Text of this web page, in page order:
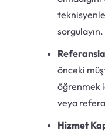
sorgulayın.
önceki
öğrenmek
veya
Hizmet